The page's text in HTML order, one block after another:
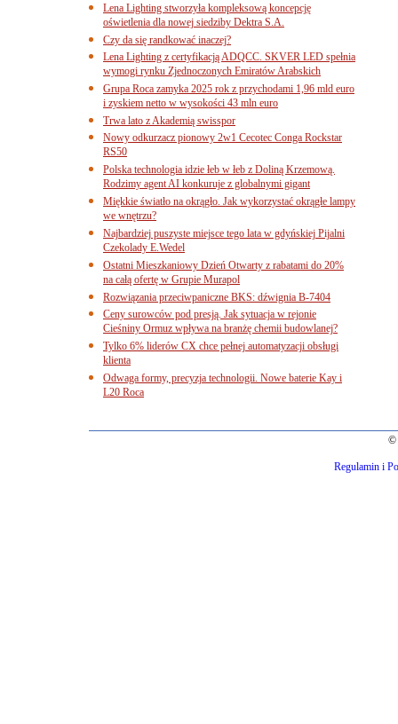
Lena Lighting stworzyła kompleksową koncepcję
oświetlenia dla nowej siedziby Dektra S.A.
Czy da się randkować inaczej?
Lena Lighting z certyfikacją ADQCC. SKVER LED spełnia
wymogi rynku Zjednoczonych Emiratów Arabskich
Grupa Roca zamyka 2025 rok z przychodami 1,96 mld euro
i zyskiem netto w wysokości 43 mln euro
Trwa lato z Akademią swisspor
Nowy odkurzacz pionowy 2w1 Cecotec Conga Rockstar
RS50
Polska technologia idzie łeb w łeb z Doliną Krzemową.
Rodzimy agent AI konkuruje z globalnymi gigant
Miękkie światło na okrągło. Jak wykorzystać okrągłe lampy
we wnętrzu?
Najbardziej puszyste miejsce tego lata w gdyńskiej Pijalni
Czekolady E.Wedel
Ostatni Mieszkaniowy Dzień Otwarty z rabatami do 20%
na całą ofertę w Grupie Murapol
Rozwiązania przeciwpaniczne BKS: dźwignia B-7404
Ceny surowców pod presją. Jak sytuacja w rejonie
Cieśniny Ormuz wpływa na branżę chemii budowlanej?
Tylko 6% liderów CX chce pełnej automatyzacji obsługi
klienta
Odwaga formy, precyzja technologii. Nowe baterie Kay i
L20 Roca
©
Regulamin i